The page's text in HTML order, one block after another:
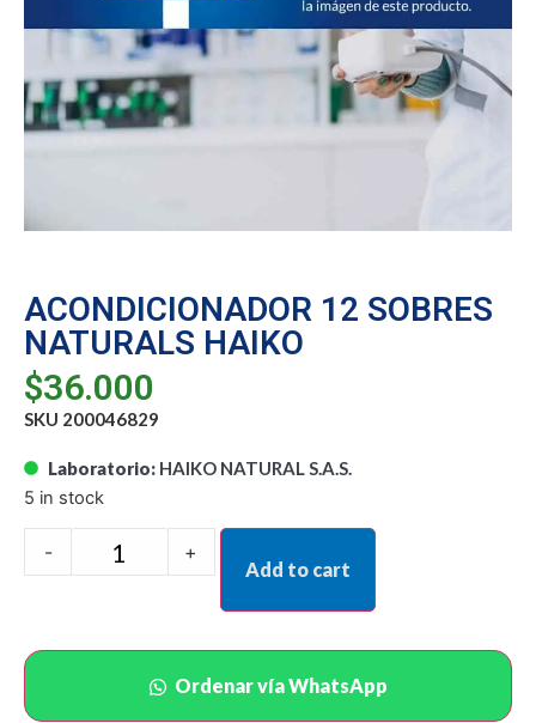
ACONDICIONADOR 12 SOBRES
NATURALS HAIKO
$36.000
SKU 200046829
Laboratorio: HAIKO NATURAL S.A.S.
5 in stock
- +
Add to cart
Ordenar vía WhatsApp